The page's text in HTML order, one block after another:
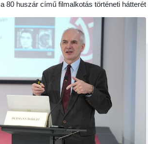
bemutatta a 80 huszár című filmalkotás